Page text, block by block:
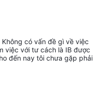
có vấn đề gì về việc
việc với tư cách là IB được
đến nay tôi chưa gặp phải